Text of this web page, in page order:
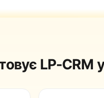
LP-CRM у